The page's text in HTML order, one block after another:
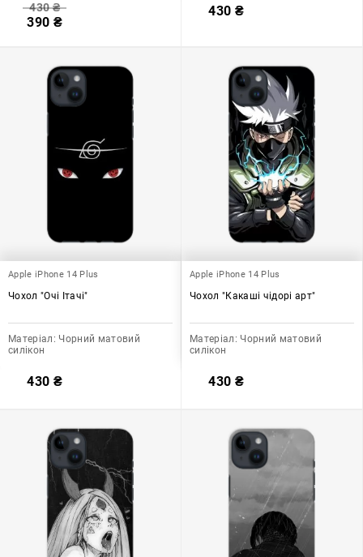
430₴
390 ₴
430 ₴
Apple iPhone 14 Plus
Чохол "Очі Ітачі"
Матеріал: Чорний матовий
силікон
430 ₴
Apple iPhone 14 Plus
Чохол "Какаші чідорі арт"
Матеріал: Чорний матовий
силікон
430 ₴